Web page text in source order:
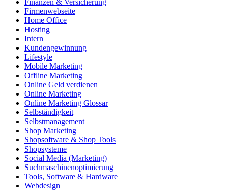
Finanzen & Versicherung
Firmenwebseite
Home Office
Hosting
Intern
Kundengewinnung
Lifestyle
Mobile Marketing
Offline Marketing
Online Geld verdienen
Online Marketing
Online Marketing Glossar
Selbständigkeit
Selbstmanagement
Shop Marketing
Shopsoftware & Shop Tools
Shopsysteme
Social Media (Marketing)
Suchmaschinenoptimierung
Tools, Software & Hardware
Webdesign